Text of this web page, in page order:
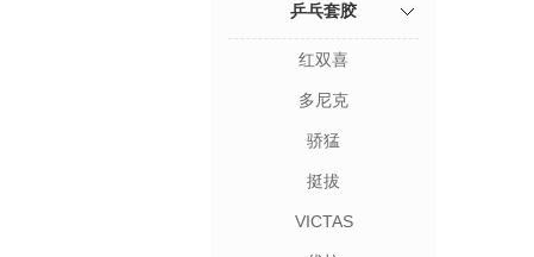
乒乓套胶
红双喜
多尼克
骄猛
挺拔
VICTAS